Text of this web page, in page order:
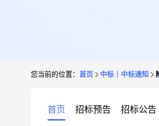
您当前的位置： 首页 中标｜中标通知
首页 招标预告 招标公告